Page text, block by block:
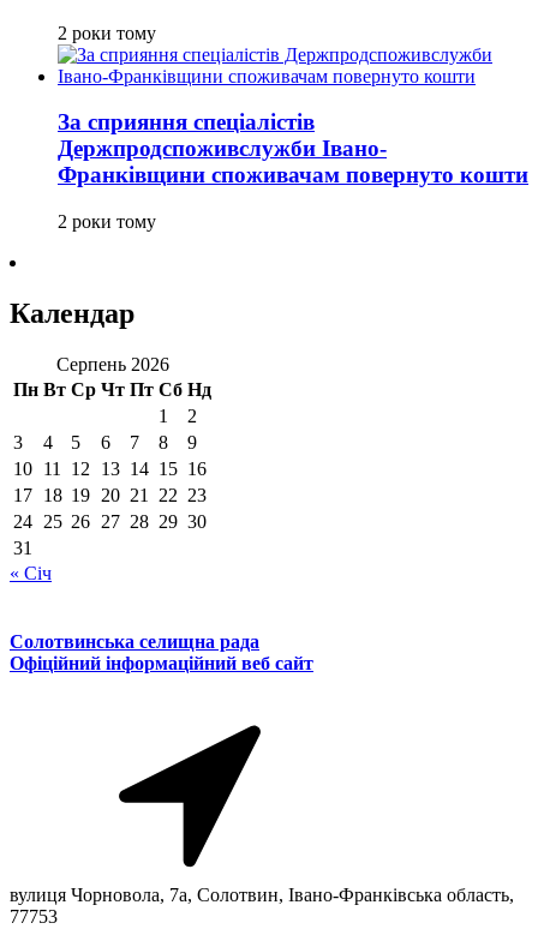
2 роки тому
За сприяння спеціалістів
Держпродспоживслужби Івано-
Франківщини споживачам повернуто кошти
2 роки тому
Календар
Серпень 2026
Пн Вт Ср Чт Пт Сб Нд
1
2
3
4 5 6 7 8
9
10 11 12 13 14 15 16
17 18 19 20 21 22 23
24 25 26 27 28 29 30
31
« Січ
Солотвинська селищна рада
Офіційний інформаційний веб сайт
вулиця Чорновола, 7a, Солотвин, Івано-Франківська область,
77753